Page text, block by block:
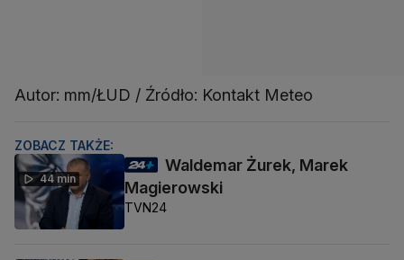
Autor: mm/ŁUD / Źródło: Kontakt Meteo
ZOBACZ TAKŻE:
44 min
Waldemar Żurek, Marek
Magierowski
TVN24